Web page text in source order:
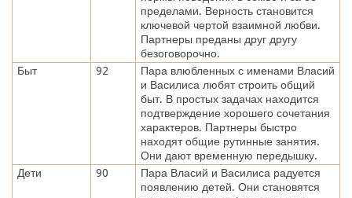
пределами. Верность становится
ключевой чертой взаимной любви.
Партнеры преданы друг другу
безоговорочно.
Быт
92
Пара влюбленных с именами Власий
и Василиса любят строить общий
быт. В простых задачах находится
подтверждение хорошего сочетания
характеров. Партнеры быстро
находят общие рутинные занятия.
Они дают временную передышку.
Дети
90
Пара Власий и Василиса радуется
появлению детей. Они становятся